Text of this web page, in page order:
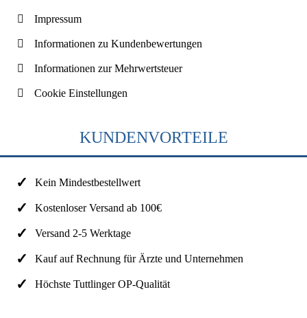
Impressum
Informationen zu Kundenbewertungen
Informationen zur Mehrwertsteuer
Cookie Einstellungen
KUNDENVORTEILE
Kein Mindestbestellwert
Kostenloser Versand ab 100€
Versand 2-5 Werktage
Kauf auf Rechnung für Ärzte und Unternehmen
Höchste Tuttlinger OP-Qualität